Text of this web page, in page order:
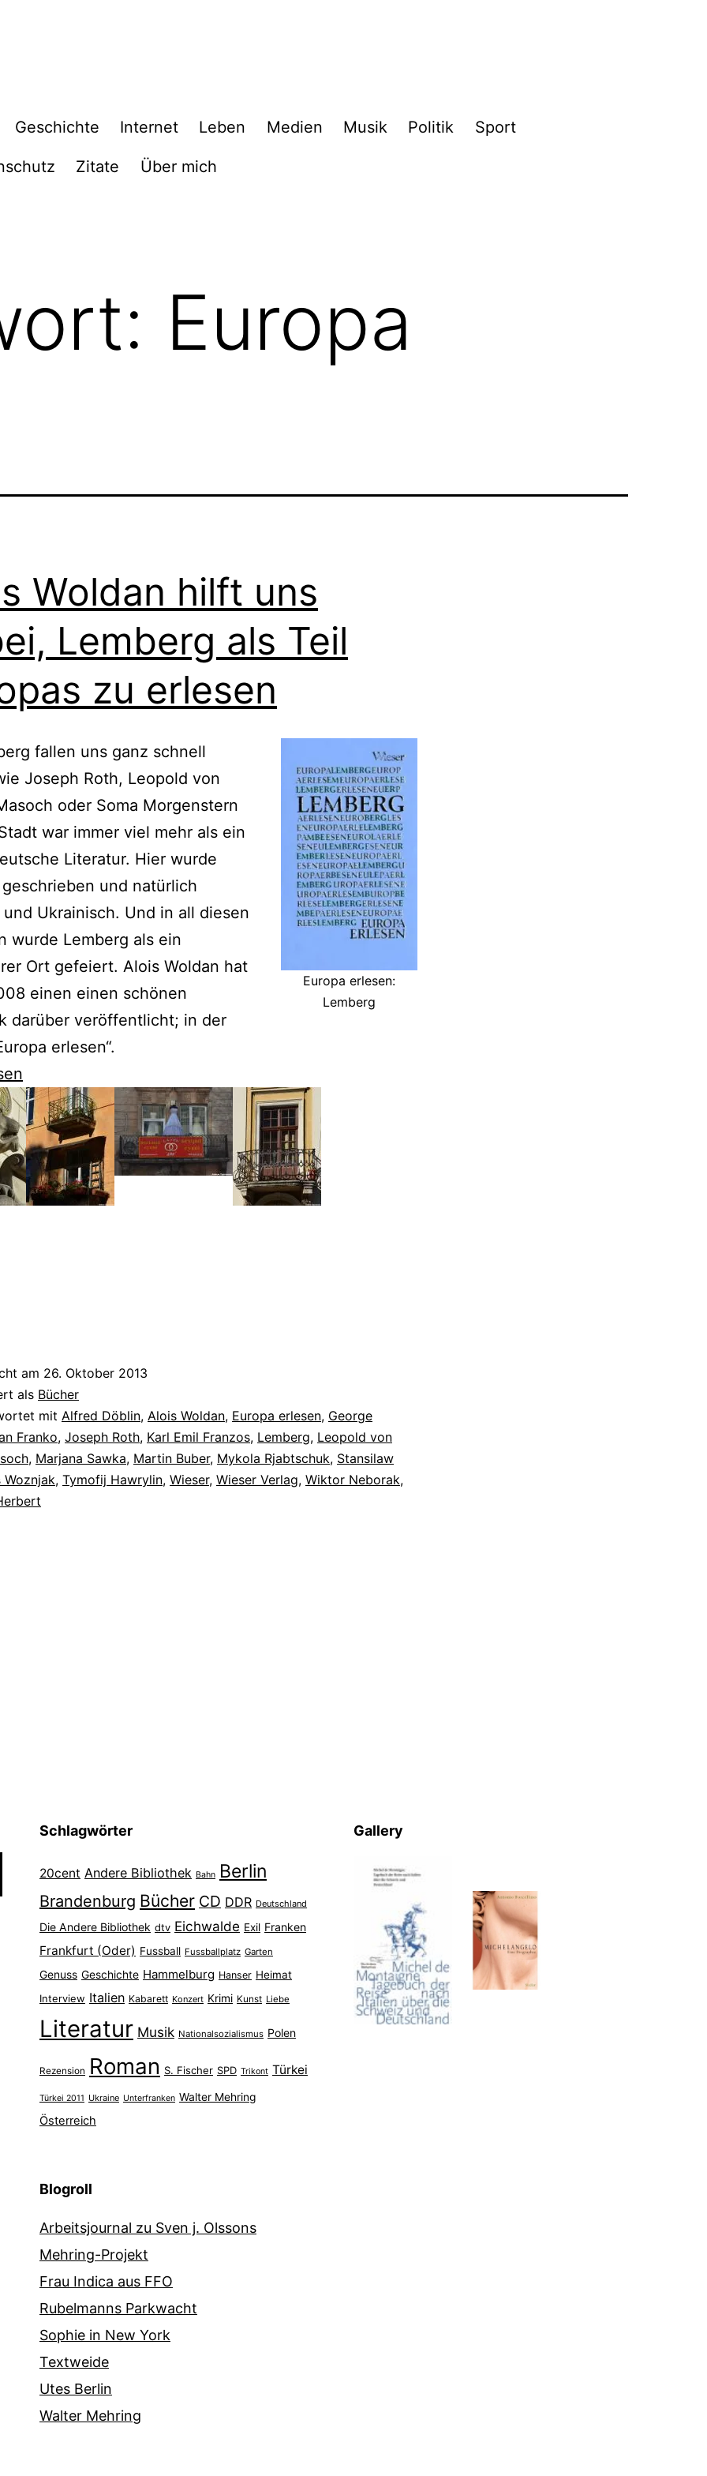
Geschichte Internet Leben Medien Musik Politik Sport
Zitate Über mich
Europa
Woldan hilft uns
Lemberg als Teil
zu erlesen
Europa erlesen:
Lemberg
fallen uns ganz schnell
Joseph Roth, Leopold von
oder Soma Morgenstern
war immer viel mehr als ein
Literatur. Hier wurde
und natürlich
und Ukrainisch. Und in all diesen
wurde Lemberg als ein
Ort gefeiert. Alois Woldan hat
einen einen schönen
darüber veröffentlicht; in der
erlesen“.
am 26. Oktober 2013
als Bücher
mit Alfred Döblin, Alois Woldan, Europa erlesen, George
Franko, Joseph Roth, Karl Emil Franzos, Lemberg, Leopold von
, Marjana Sawka, Martin Buber, Mykola Rjabtschuk, Stansilaw
Woznjak, Tymofij Hawrylin, Wieser, Wieser Verlag, Wiktor Neborak,
Schlagwörter
20cent Andere Bibliothek Bahn Berlin
Brandenburg Bücher CD DDR Deutschland
Die Andere Bibliothek dtv Eichwalde Exil Franken
Frankfurt (Oder) Fussball Fussballplatz Garten
Genuss Geschichte Hammelburg Hanser Heimat
Interview Italien Kabarett Konzert Krimi Kunst Liebe
Literatur Musik Nationalsozialismus Polen
Rezension Roman S. Fischer SPD Trikont Türkei
Türkei 2011 Ukraine Unterfranken Walter Mehring
Österreich
Gallery
Blogroll
Arbeitsjournal zu Sven j. Olssons
Mehring-Projekt
Frau Indica aus FFO
Rubelmanns Parkwacht
Sophie in New York
Textweide
Utes Berlin
Walter Mehring